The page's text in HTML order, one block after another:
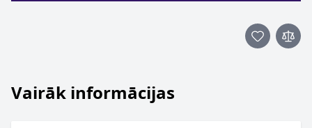
Vairāk informācijas